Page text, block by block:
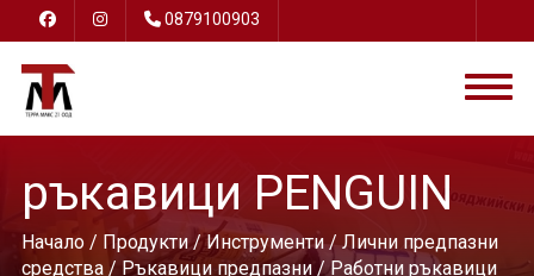
0879100903
ръкавици PENGUIN
Начало/ Продукти/Инструменти/Лични предпазни
средства/ Ръкавици предпазни/Работни ръкавици